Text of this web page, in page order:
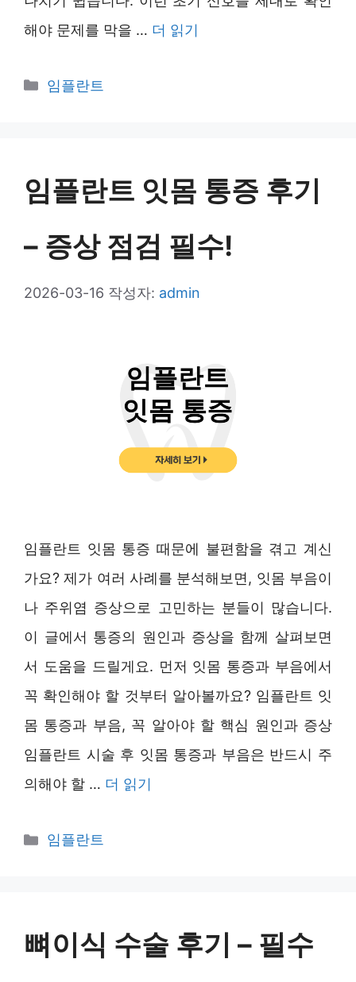
해야 문제를 막을 … 더 읽기
카
임플란트
임플란트 잇몸 통증 후기
– 증상 점검 필수!
2026-03-16 작성자: admin
임플란트 잇몸 통증 때문에 불편함을 겪고 계신
가요? 제가 여러 사례를 분석해보면, 잇몸 부음이
나 주위염 증상으로 고민하는 분들이 많습니다.
이 글에서 통증의 원인과 증상을 함께 살펴보면
서 도움을 드릴게요. 먼저 잇몸 통증과 부음에서
꼭 확인해야 할 것부터 알아볼까요? 임플란트 잇
몸 통증과 부음, 꼭 알아야 할 핵심 원인과 증상
임플란트 시술 후 잇몸 통증과 부음은 반드시 주
의해야 할 … 더 읽기
카
임플란트
뼈이식 수술 후기 – 필수